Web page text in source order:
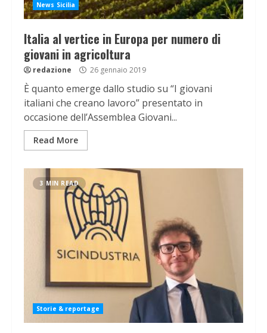
News Sicilia
Italia al vertice in Europa per numero di
giovani in agricoltura
redazione 26 gennaio 2019
È quanto emerge dallo studio su “I giovani
italiani che creano lavoro” presentato in
occasione dell’Assemblea Giovani...
Read More
3 MIN READ
Storie & reportage